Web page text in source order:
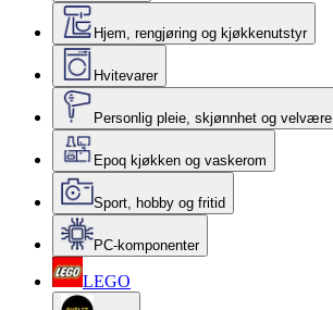
Hjem, rengjøring og kjøkkenutstyr
Hvitevarer
Personlig pleie, skjønnhet og velvære
Epoq kjøkken og vaskerom
Sport, hobby og fritid
PC-komponenter
LEGO